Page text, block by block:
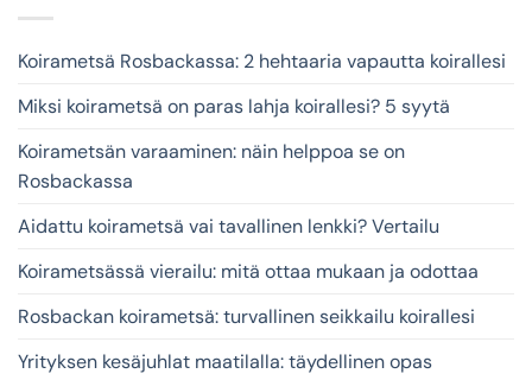
Koirametsä Rosbackassa: 2 hehtaaria vapautta koirallesi
Miksi koirametsä on paras lahja koirallesi? 5 syytä
Koirametsän varaaminen: näin helppoa se on
Rosbackassa
Aidattu koirametsä vai tavallinen lenkki? Vertailu
Koirametsässä vierailu: mitä ottaa mukaan ja odottaa
Rosbackan koirametsä: turvallinen seikkailu koirallesi
Yrityksen kesäjuhlat maatilalla: täydellinen opas